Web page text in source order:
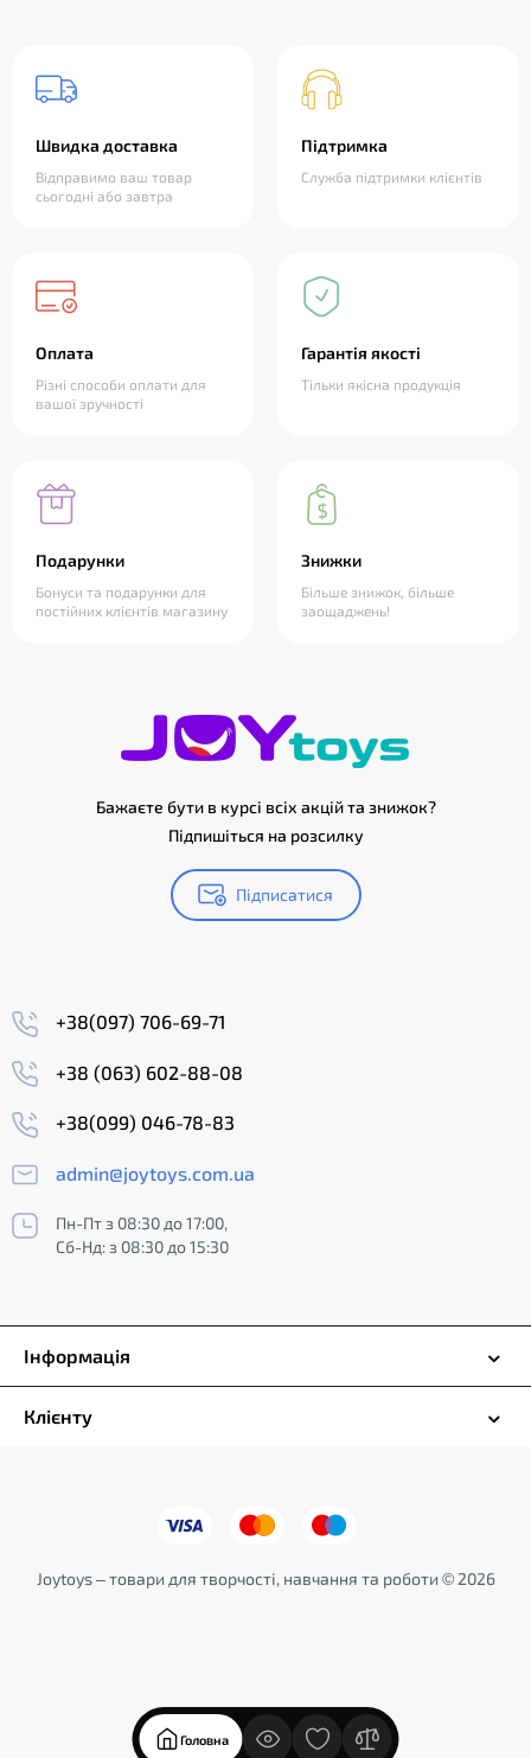
Головна
Швидка доставка
Відправимо ваш товар
сьогодні або завтра
Підтримка
Служба підтримки клієнтів
Оплата
Різні способи оплати для
вашої зручності
Гарантія якості
Тільки якісна продукція
Подарунки
Бонуси та подарунки для
постійних клієнтів магазину
Знижки
Більше знижок, більше
заощаджень!
Бажаєте бути в курсі всіх акцій та знижок?
Підпишіться на розсилку
Підписатися
+38(097) 706-69-71
+38 (063) 602-88-08
+38(099) 046-78-83
admin@joytoys.com.ua
Пн-Пт з 08:30 до 17:00,
Сб-Нд: з 08:30 до 15:30
Інформація
Клієнту
Joytoys – товари для творчості, навчання та роботи © 2026